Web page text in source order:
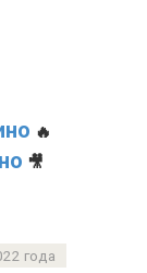
🔥
🎥
года